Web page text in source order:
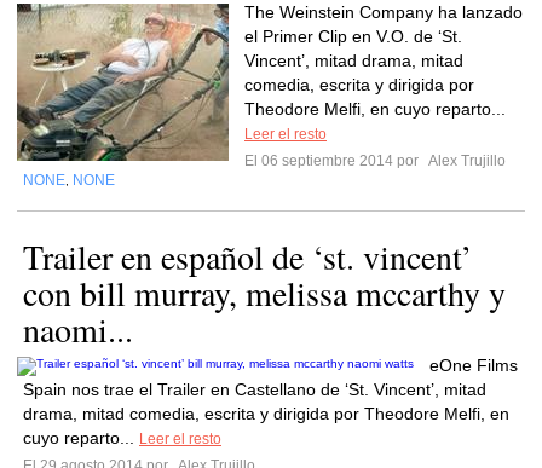
The Weinstein Company ha lanzado
el Primer Clip en V.O. de ‘St.
Vincent’, mitad drama, mitad
comedia, escrita y dirigida por
Theodore Melfi, en cuyo reparto...
Leer el resto
El 06 septiembre 2014 por Alex Trujillo
NONE NONE
Trailer en español de ‘st. vincent’
con bill murray, melissa mccarthy y
naomi...
eOne Films
Spain nos trae el Trailer en Castellano de ‘St. Vincent’, mitad
drama, mitad comedia, escrita y dirigida por Theodore Melfi, en
cuyo reparto...
Leer el resto